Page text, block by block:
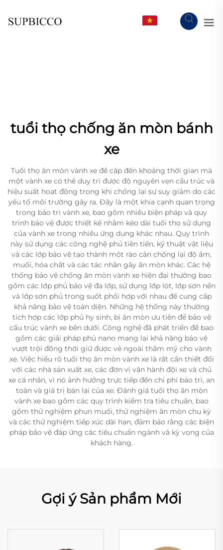
tuổi thọ chống ăn mòn bánh
xe
Tuổi thọ ăn mòn vành xe đề cập đến khoảng thời gian mà
một vành xe có thể duy trì được độ nguyên vẹn cấu trúc và
hiệu suất hoạt động trong khi chống lại sự suy giảm do các
yếu tố môi trường gây ra. Đây là một khía cạnh quan trọng
trong bảo trì vành xe, bao gồm nhiều biện pháp và quy
trình bảo vệ được thiết kế nhằm kéo dài tuổi thọ sử dụng
của vành xe trong nhiều ứng dụng khác nhau. Quy trình
này sử dụng các công nghệ phủ tiên tiến, kỹ thuật vật liệu
và các lớp bảo vệ tạo thành một rào cản chống lại độ ẩm,
muối, hóa chất và các tác nhân gây ăn mòn khác. Các hệ
thống bảo vệ chống ăn mòn vành xe hiện đại thường bao
gồm các lớp phủ bảo vệ đa lớp, sử dụng lớp lót, lớp sơn nền
và lớp sơn phủ trong suốt phối hợp với nhau để cung cấp
khả năng bảo vệ toàn diện. Những hệ thống này thường
tích hợp các lớp phủ hy sinh, bị ăn mòn ưu tiên để bảo vệ
cấu trúc vành xe bên dưới. Công nghệ đã phát triển để bao
gồm các giải pháp phủ nano mang lại khả năng bảo vệ
vượt trội đồng thời giữ được vẻ ngoài thẩm mỹ cho vành
xe. Việc hiểu rõ tuổi thọ ăn mòn vành xe là rất cần thiết đối
với các nhà sản xuất xe, các đơn vị vận hành đội xe và chủ
xe cá nhân, vì nó ảnh hưởng trực tiếp đến chi phí bảo trì, an
toàn và giá trị bán lại của xe. Đánh giá tuổi thọ ăn mòn
vành xe bao gồm các quy trình kiểm tra tiêu chuẩn, bao
gồm thử nghiệm phun muối, thử nghiệm ăn mòn chu kỳ
và các thử nghiệm tiếp xúc dài hạn, đảm bảo rằng các biện
pháp bảo vệ đáp ứng các tiêu chuẩn ngành và kỳ vọng của
khách hàng.
Gợi ý Sản phẩm Mới